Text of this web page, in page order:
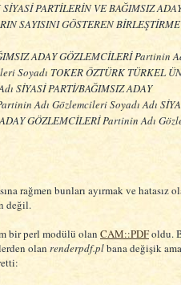
PARTİLERİN VE BAĞIMSIZ
SAYISINI GÖSTEREN BİRLEŞTİRME
ADAY GÖZLEMCİLERİ Partinin
Soyadı TOKER ÖZTÜRK TÜRKEL
SİYASİ PARTİ/BAĞIMSIZ ADAY
Adı Gözlemcileri Soyadı Adı
GÖZLEMCİLERİ Partinin Adı
rağmen bunları ayırmak ve hatasız
değil.
bir perl modülü olan CAM::PDFoldu.
olan renderpdf.plbana değişik ama